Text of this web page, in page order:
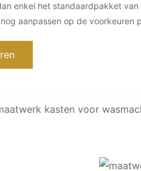
enkel het standaardpakket
aanpassen op de voorkeuren